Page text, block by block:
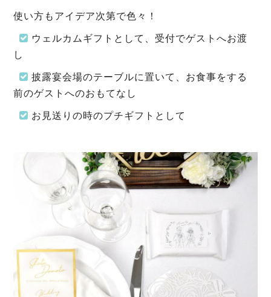
使い方もアイデア次第で色々！
ウェルカム ギフトとして、受付でゲストへお渡
し
披露宴会場のテーブルに置いて、お食事をする
前のゲストへのおもてなし
お見送りの時のプチギフトとして